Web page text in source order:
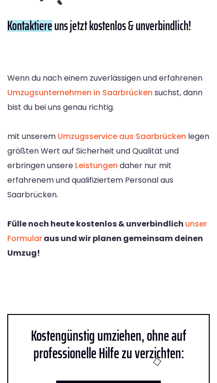
Kontaktiereuns jetzt kostenlos & unverbindlich!
Wenn du nach einem zuverlässigen und erfahrenen
Umzugsunternehmen in Saarbrücken suchst, dann
bist du bei uns genau richtig.
mit unserem Umzugsservice aus Saarbrücken legen
größten Wert auf Sicherheit und Qualität und
erbringen unsere Leistungen daher nur mit
erfahrenem und qualifiziertem Personal aus
Saarbrücken.
Fülle noch heute kostenlos & unverbindlich unser
Formularaus und wir planen gemeinsam deinen
Umzug!
Kostengünstig umziehen, ohne auf
professionelle Hilfe zu verzichten: